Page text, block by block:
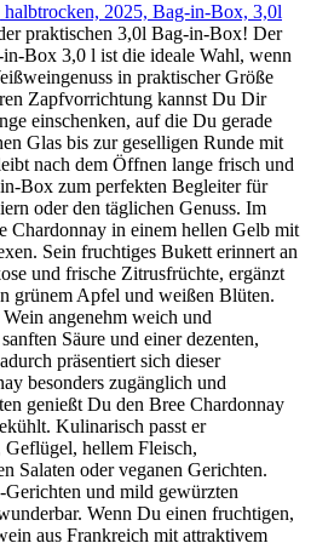
halbtrocken, 2025, Bag-in-Box, 3,0l
praktischen 3,0l Bag-in-Box! Der
Box 3,0 l ist die ideale Wahl, wenn
in praktischer Größe
Zapfvorrichtung kannst Du Dir
einschenken, auf die Du gerade
Glas bis zur geselligen Runde mit
nach dem Öffnen lange frisch und
Box zum perfekten Begleiter für
oder den täglichen Genuss. Im
Chardonnay in einem hellen Gelb mit
Sein fruchtiges Bukett erinnert an
und frische Zitrusfrüchte, ergänzt
grünem Apfel und weißen Blüten.
angenehm weich und
Säure und einer dezenten,
präsentiert sich dieser
besonders zugänglich und
genießt Du den Bree Chardonnay
Kulinarisch passt er
hellem Fleisch,
Salaten oder veganen Gerichten.
Gerichten und mild gewürzten
Wenn Du einen fruchtigen,
aus Frankreich mit attraktivem